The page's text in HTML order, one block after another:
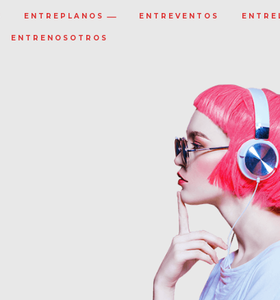
ENTREPLANOS ENTREVENTOS
ENTRENOSOTROS